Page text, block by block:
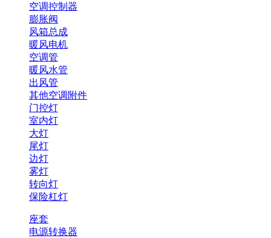
空调控制器
膨胀阀
风箱总成
暖风电机
空调管
暖风水管
出风管
其他空调附件
门控灯
室内灯
大灯
尾灯
边灯
雾灯
转向灯
保险杠灯
座套
电源转换器